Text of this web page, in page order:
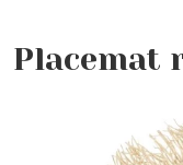
Placemat